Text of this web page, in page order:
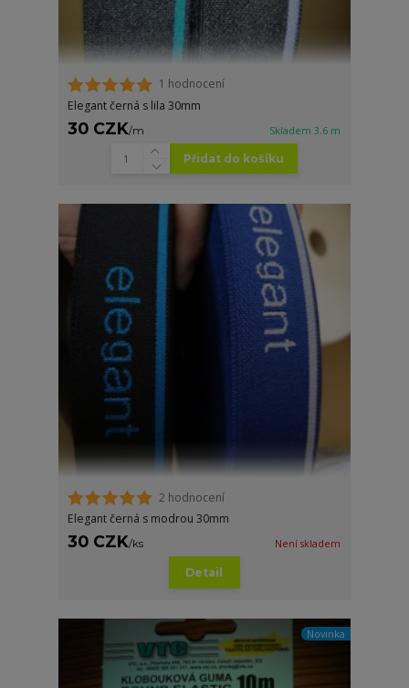
1 hodnocení
Elegant černá s lila 30mm
30 CZK/m Skladem 3.6 m
Přidat do košíku
2 hodnocení
Elegant černá s modrou 30mm
30 CZK/ks Není skladem
Detail
Novinka